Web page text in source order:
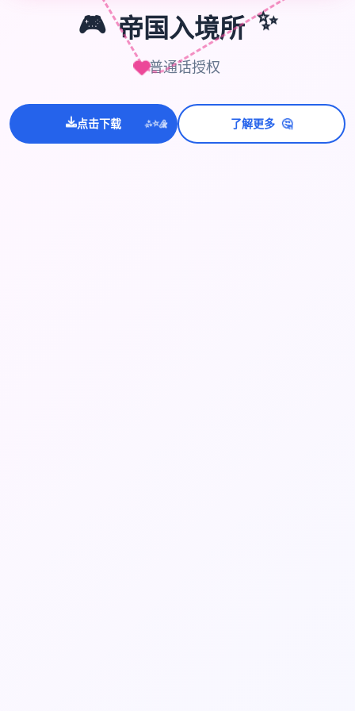
🎮 帝国入境所 ✨
普通话授权
点击下载 ✨⭐💫 了解更多 🤔